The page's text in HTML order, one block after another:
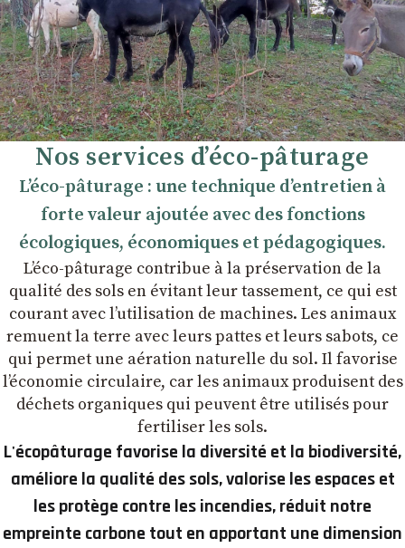
Nos services d’éco-pâturage
L’éco-pâturage : une technique d’entretien à
forte valeur ajoutée avec des fonctions
écologiques, économiques et pédagogiques.
L’éco-pâturage contribue à la préservation de la
qualité des sols en évitant leur tassement, ce qui est
courant avec l’utilisation de machines. Les animaux
remuent la terre avec leurs pattes et leurs sabots, ce
qui permet une aération naturelle du sol. Il favorise
l’économie circulaire, car les animaux produisent des
déchets organiques qui peuvent être utilisés pour
fertiliser les sols.
L'écopâturage favorise la diversité et la biodiversité,
améliore la qualité des sols, valorise les espaces et
les protège contre les incendies, réduit notre
empreinte carbone tout en apportant une dimension